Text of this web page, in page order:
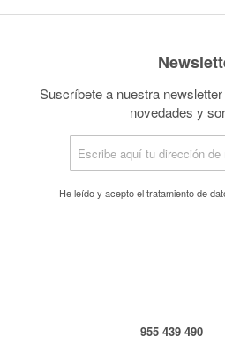
Suscríbete a nuestra
novedades y
He leído y acepto eltratamiento de
955 439 490